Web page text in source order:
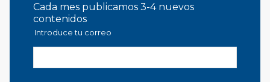
Cada mes publicamos 3-4 nuevos
contenidos
Introduce tu correo